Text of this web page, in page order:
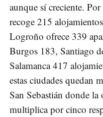
aunque sí creciente.
recoge 215
Logroño ofrece 339
Burgos 183, Santiago
Salamanca 417
estas ciudades quedan
San Sebastián donde la
multiplica por cinco